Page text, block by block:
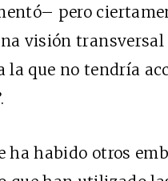
pero
visión transversal
la que no tendría
ha habido otros